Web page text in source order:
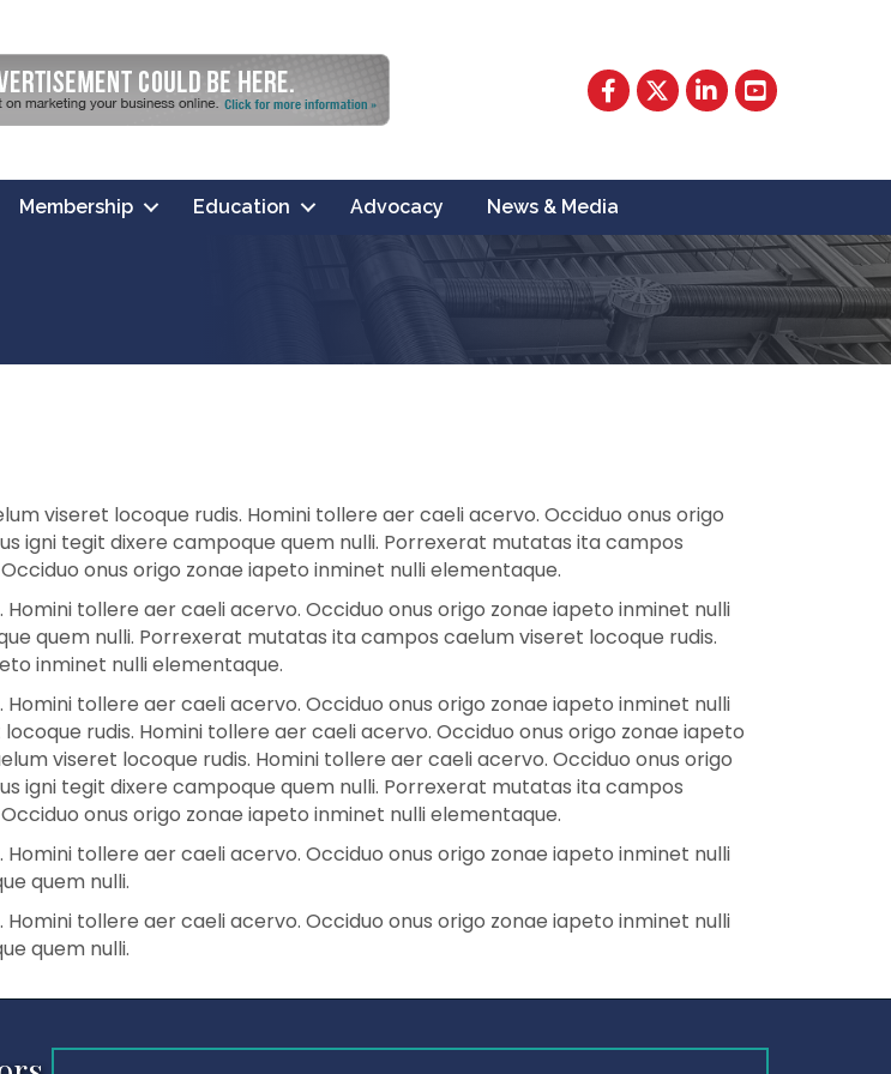
Facebook
TwitterLinkedInYouTube
Membership Education Advocacy News & Media
viseret locoque rudis. Homini tollere aer caeli acervo. Occiduo onus origo
igni tegit dixere campoque quem nulli. Porrexerat mutatas ita campos
onus origo zonae iapeto inminet nulli elementaque.
tollere aer caeli acervo. Occiduo onus origo zonae iapeto inminet nulli
quem nulli. Porrexerat mutatas ita campos caelum viseret locoque rudis.
inminet nulli elementaque.
tollere aer caeli acervo. Occiduo onus origo zonae iapeto inminet nulli
rudis. Homini tollere aer caeli acervo. Occiduo onus origo zonae iapeto
viseret locoque rudis. Homini tollere aer caeli acervo. Occiduo onus origo
igni tegit dixere campoque quem nulli. Porrexerat mutatas ita campos
onus origo zonae iapeto inminet nulli elementaque.
tollere aer caeli acervo. Occiduo onus origo zonae iapeto inminet nulli
quem nulli.
tollere aer caeli acervo. Occiduo onus origo zonae iapeto inminet nulli
quem nulli.